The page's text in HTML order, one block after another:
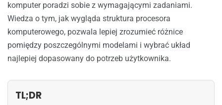
komputer poradzi sobie z wymagającymi zadaniami.
Wiedza o tym, jak wygląda struktura procesora
komputerowego, pozwala lepiej zrozumieć różnice
pomiędzy poszczególnymi modelami i wybrać układ
najlepiej dopasowany do potrzeb użytkownika.
TL;DR